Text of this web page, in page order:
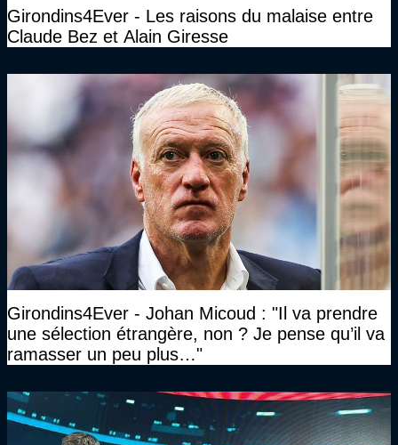
Girondins4Ever - Les raisons du malaise entre
Claude Bez et Alain Giresse
Girondins4Ever - Johan Micoud : "Il va prendre
une sélection étrangère, non ? Je pense qu’il va
ramasser un peu plus…"